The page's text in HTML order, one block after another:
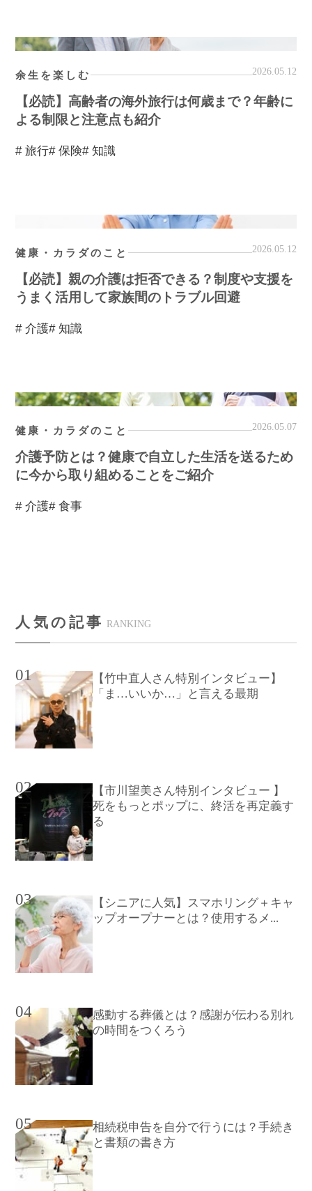
余生を楽しむ 2026.05.12
【必読】高齢者の海外旅行は何歳まで？年齢に
よる制限と注意点も紹介
# 旅行# 保険# 知識
健康・カラダのこと 2026.05.12
【必読】親の介護は拒否できる？制度や支援を
うまく活用して家族間のトラブル回避
# 介護# 知識
健康・カラダのこと 2026.05.07
介護予防とは？健康で自立した生活を送るため
に今から取り組めることをご紹介
# 介護# 食事
人気の記事 RANKING
01
【竹中直人さん特別インタビュー】
「ま…いいか…」と言える最期
02
【市川望美さん特別インタビュー 】
死をもっとポップに、終活を再定義す
る
03
【シニアに人気】スマホリング＋キャ
ップオープナーとは？使用するメ...
04
感動する葬儀とは？感謝が伝わる別れ
の時間をつくろう
05
相続税申告を自分で行うには？手続き
と書類の書き方